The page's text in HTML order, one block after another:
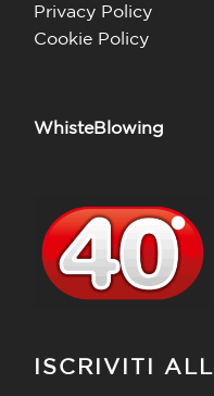
Privacy Policy
Cookie Policy
WhisteBlowing
ISCRIVITI